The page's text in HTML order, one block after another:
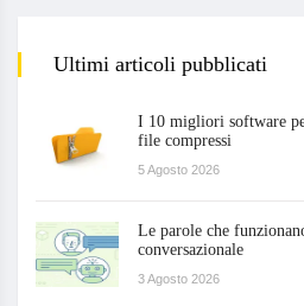
Ultimi articoli pubblicati
I 10 migliori software
file compressi
5 Agosto 2026
Le parole che
conversazionale
3 Agosto 2026